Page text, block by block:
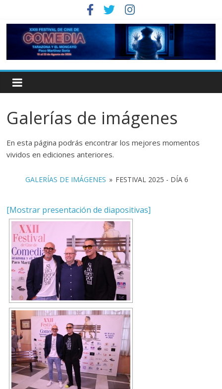
Galerías de imágenes
En esta página podrás encontrar los mejores momentos
vividos en ediciones anteriores.
GALERÍAS DE IMÁGENES » FESTIVAL 2025 - DÍA 6
[Mostrar presentación de diapositivas]